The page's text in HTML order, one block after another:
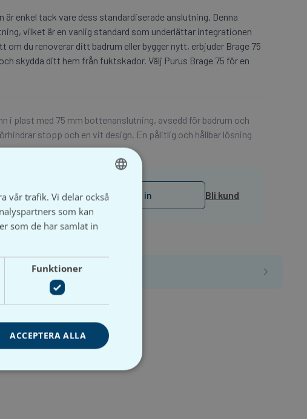
enkel tack vare dess standardiserade anslutning. Denna
vilket är en vanlig standard som underlättar integrationen
du renoverar ditt badrum eller bygger nytt, erbjuder Brage 75
skydda ditt hem från fuktskador. Välj Purus Brage 75 för en
i plast med 75 mm bottenanslutning, avsedd för badrum och
stopp och en vit design. En pålitlig och hållbar lösning
Logga in Bli kund
SWEDISH
SVENSKA
vår trafik. Vi delar också
som kan
som de har samlat in
Funktioner
ACCEPTERA ALLA